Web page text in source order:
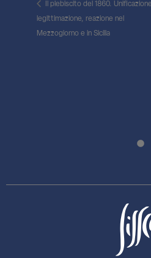
Il plebiscito del 1860.
legittimazione, reazione nel
Mezzogiorno e in Sicilia